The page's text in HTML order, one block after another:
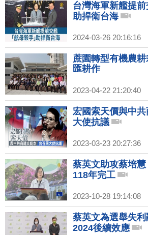
台灣海軍新艦提前
助捍衛台海
2024-03-26 20:16:16
蔗園轉型有機農
匯耕作
2023-04-22 21:20:40
宏國索天價與中
大使抗議
2023-03-23 20:27:36
蔡英文助攻蔡培
118年完工
2023-10-28 19:14:08
蔡英文為選舉失
2024後續效應